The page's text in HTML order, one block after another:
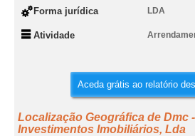
Forma jurídica LDA
Atividade
Aceda grátis ao relatório
Localização Geográfica de Dmc
Investimentos Imobiliários, Lda